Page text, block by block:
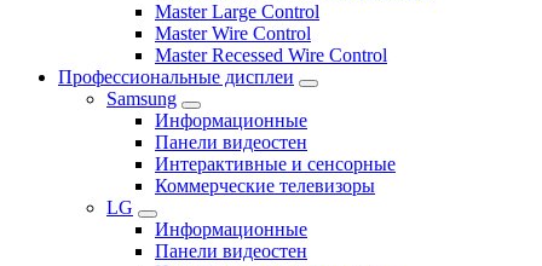
Master Large Control
Master Wire Control
Master Recessed Wire Control
Профессиональные дисплеи
Samsung
Информационные
Панели видеостен
Интерактивные и сенсорные
Коммерческие телевизоры
LG
Информационные
Панели видеостен